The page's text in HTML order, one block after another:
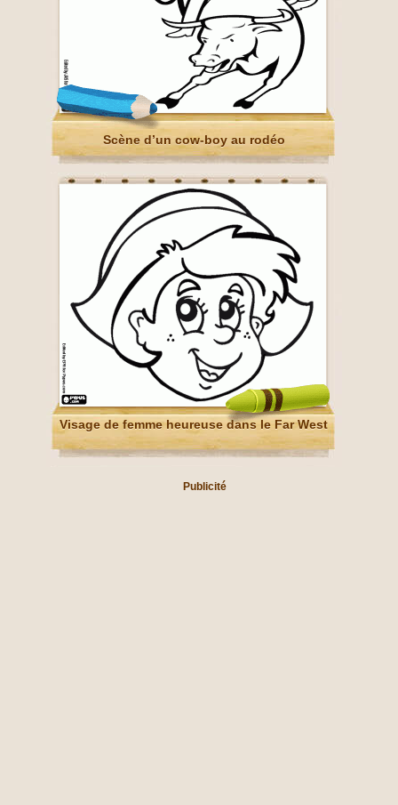
Scène d’un cow-boy au rodéo
Visage de femme heureuse dans le Far West
Publicité